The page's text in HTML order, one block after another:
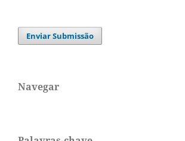
Enviar Submissão
Navegar